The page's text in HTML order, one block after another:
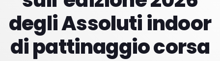
HOME
degli Assoluti indoor
di pattinaggio corsa